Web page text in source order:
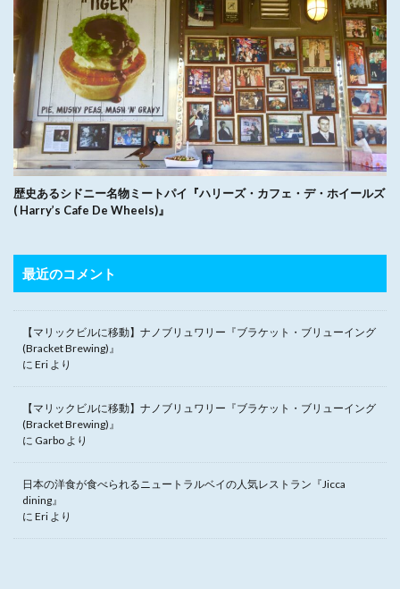
歴史あるシドニー名物ミートパイ『ハリーズ・カフェ・デ・ホイールズ
( Harry’s Cafe De Wheels)』
最近のコメント
【マリックビルに移動】ナノブリュワリー『ブラケット・ブリューイング
(Bracket Brewing)』
に Eri より
【マリックビルに移動】ナノブリュワリー『ブラケット・ブリューイング
(Bracket Brewing)』
に Garbo より
日本の洋食が食べられるニュートラルベイの人気レストラン『Jicca
dining』
に Eri より